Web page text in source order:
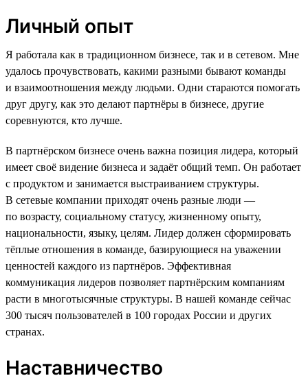
Личный опыт
Я работала как в традиционном бизнесе, так и в сетевом. Мне
удалось прочувствовать, какими разными бывают команды
и взаимоотношения между людьми. Одни стараются помогать
друг другу, как это делают партнёры в бизнесе, другие
соревнуются, кто лучше.
В партнёрском бизнесе очень важна позиция лидера, который
имеет своё видение бизнеса и задаёт общий темп. Он работает
с продуктом и занимается выстраиванием структуры.
В сетевые компании приходят очень разные люди —
по возрасту, социальному статусу, жизненному опыту,
национальности, языку, целям. Лидер должен сформировать
тёплые отношения в команде, базирующиеся на уважении
ценностей каждого из партнёров. Эффективная
коммуникация лидеров позволяет партнёрским компаниям
расти в многотысячные структуры. В нашей команде сейчас
300 тысяч пользователей в 100 городах России и других
странах.
Наставничество